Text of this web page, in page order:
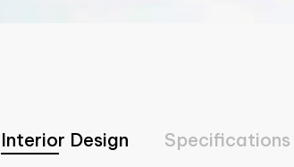
Interior Design Specifications